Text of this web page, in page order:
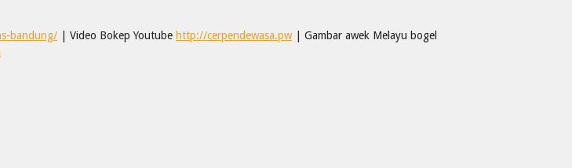
bandung/ | Video Bokep Youtube http://cerpendewasa.pw| Gambar awek Melayu bogel